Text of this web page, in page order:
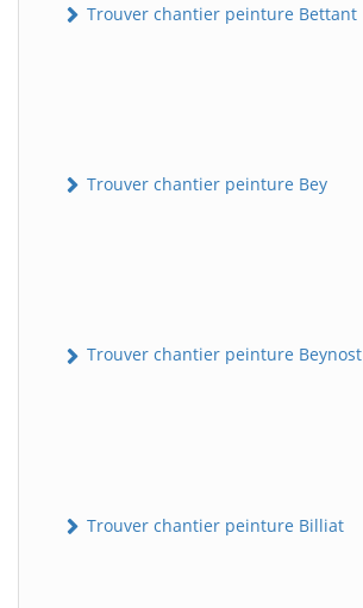
Trouver chantier peinture Bettant
Trouver chantier peinture Bey
Trouver chantier peinture Beynost
Trouver chantier peinture Billiat